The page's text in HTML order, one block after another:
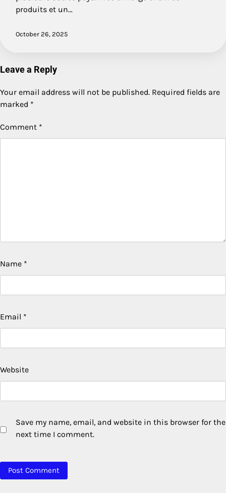
produits et un…
October 26, 2025
Leave a Reply
Your email address will not be published. Required fields are
marked *
Comment *
Name *
Email *
Website
Save my name, email, and website in this browser for the
next time I comment.